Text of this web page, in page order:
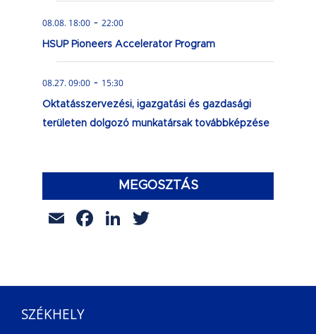
08.08. 18:00 - 22:00
HSUP Pioneers Accelerator Program
08.27. 09:00 - 15:30
Oktatásszervezési, igazgatási és gazdasági
területen dolgozó munkatársak továbbképzése
MEGOSZTÁS
EmailFacebook
LinkedIn
SZÉKHELY